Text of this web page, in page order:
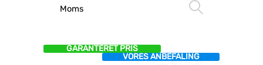
Moms
GARANTERET PRIS
VORES ANBEFALING